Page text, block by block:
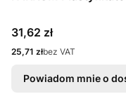
Cena
31,62 zł
Cena
25,71 złbez VAT
Powiadom mnie o